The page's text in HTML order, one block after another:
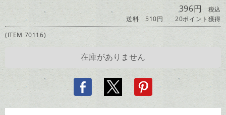
396円 税込
送料 510円
20ポイント獲得
(ITEM 70116)